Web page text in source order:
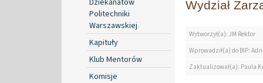
Politechniki
Warszawskiej
Kapituły
Klub Mentorów
Komisje
Wydział
Wytworzył(a): JM Rektor
Wprowadził(a) do BIP:
Zaktualizował(a): Paula